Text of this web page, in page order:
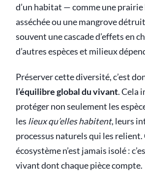
d’un habitat — comme une
asséchée ou une mangrove
souvent une cascade d’effets en
d’autres espèces et milieux
Préserver cette diversité, c’est
l’équilibre global du vivant. Cela
protéger non seulement les
les lieux qu’elles habitent, leurs
processus naturels qui les relient.
écosystème n’est jamais isolé :
vivant dont chaque pièce compte.